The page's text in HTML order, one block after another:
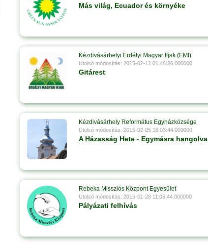
Más világ, Ecuador és környéke
Kézdivásárhelyi Erdélyi Magyar Ifjak (EMI)
Utolsó módosítás: 2015-02-12 01:46:26.000000
Gitárest
Kézdivásárhely Református Egyházközsége
Utolsó módosítás: 2015-02-05 16:03:44.000000
A Házasság Hete - Egymásra hangolva
Rebeka Missziós Központ Egyesület
Utolsó módosítás: 2015-01-28 11:05:44.000000
Pályázati felhívás